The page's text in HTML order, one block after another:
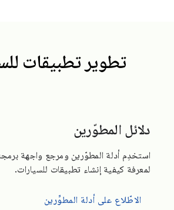
تطوير تطبيقات
دلائل المطوّرين
استخدِم أدلة المطوّرين ومرجع واجهة
لمعرفة كيفية إنشاء تطبيقات للسيارات.
الاطّلاع على أدلة المطوِّرين